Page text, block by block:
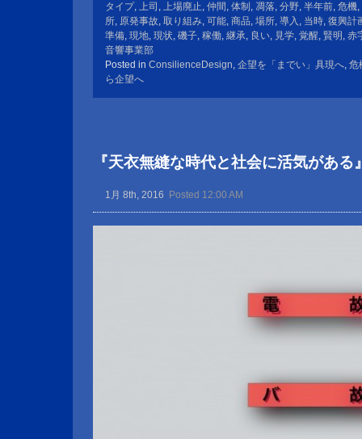
タイプ, 上司 , 上場廃止, 仲間 , 体制 , 凋落, 分野, 半年前, 危機,
所, 原発事故, 取り組み, 可能, 商品, 場所, 導入 , 当時, 復興計
準備, 現地, 現状, 磯子, 稼働, 継承, 良い, 見学, 覚醒, 賢明 , 赤
音響事業部
Posted in ConsilienceDesign, 企望を「までい」具現へ, 危
ら企望へ
『天衣無縫な時代と社会に活気がある
1月 8th, 2016 Posted 12:00 AM